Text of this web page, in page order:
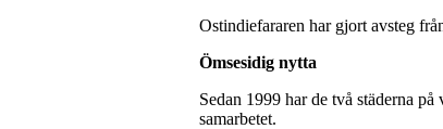
Ostindiefararen har gjort avsteg
Ömsesidig nytta
Sedan 1999 har de två städerna
samarbetet.